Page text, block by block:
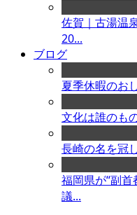
佐賀｜古湯温
20...
ブログ
夏季休暇のお
文化は誰のも
長崎の名を冠
福岡県が“副首
議...